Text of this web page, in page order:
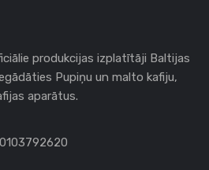
produkcijas izplatītāji Baltijas
Pupiņu un malto kafiju,
aparātus.